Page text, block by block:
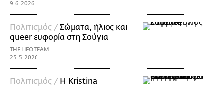
9.6.2026
Πολιτισμός /Σώματα, ήλιος και
queer ευφορία στη Σούγια
THE LIFO TEAM
25.5.2026
Πολιτισμός / Η Kristina